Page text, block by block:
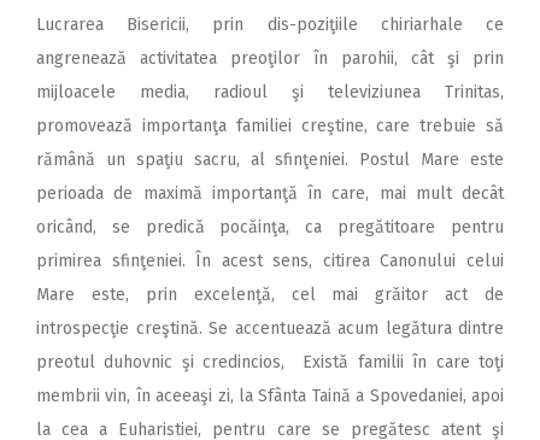
Lucrarea Bisericii, prin dis-poziţiile chiriarhale ce
angrenează activitatea preoţilor în parohii, cât şi prin
mijloacele media, radioul şi televiziunea Trinitas,
promovează importanţa familiei creştine, care trebuie să
rămână un spaţiu sacru, al sfinţeniei. Postul Mare este
perioada de maximă importanţă în care, mai mult decât
oricând, se predică pocăinţa, ca pregătitoare pentru
primirea sfinţeniei. În acest sens, citirea Canonului celui
Mare este, prin excelenţă, cel mai grăitor act de
introspecţie creştină. Se accentuează acum legătura dintre
preotul duhovnic şi credincios, Există familii în care toţi
membrii vin, în aceeaşi zi, la Sfânta Taină a Spovedaniei, apoi
la cea a Euharistiei, pentru care se pregătesc atent şi